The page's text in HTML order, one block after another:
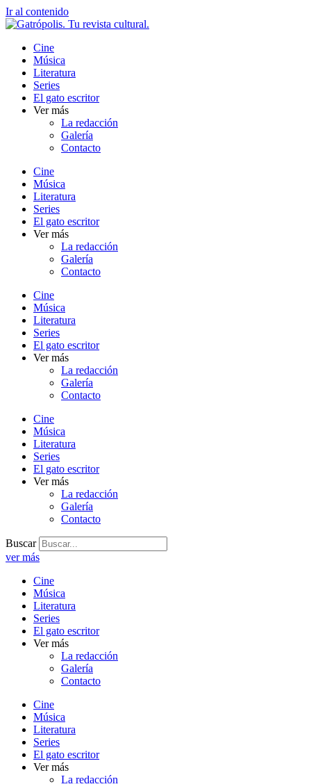
Ir al contenido
Cine
Música
Literatura
Series
El gato escritor
Ver más
La redacción
Galería
Contacto
Cine
Música
Literatura
Series
El gato escritor
Ver más
La redacción
Galería
Contacto
Cine
Música
Literatura
Series
El gato escritor
Ver más
La redacción
Galería
Contacto
Cine
Música
Literatura
Series
El gato escritor
Ver más
La redacción
Galería
Contacto
Buscar
ver más
Cine
Música
Literatura
Series
El gato escritor
Ver más
La redacción
Galería
Contacto
Cine
Música
Literatura
Series
El gato escritor
Ver más
La redacción